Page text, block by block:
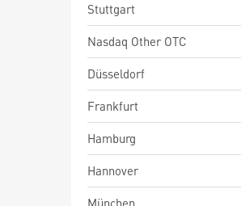
Stuttgart
Nasdaq Other OTC
Düsseldorf
Frankfurt
Hamburg
Hannover
München